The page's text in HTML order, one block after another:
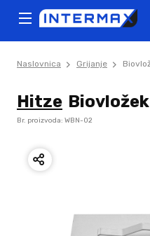
Naslovnica Grijanje
Hitze
Br. proizvoda: WBN-02